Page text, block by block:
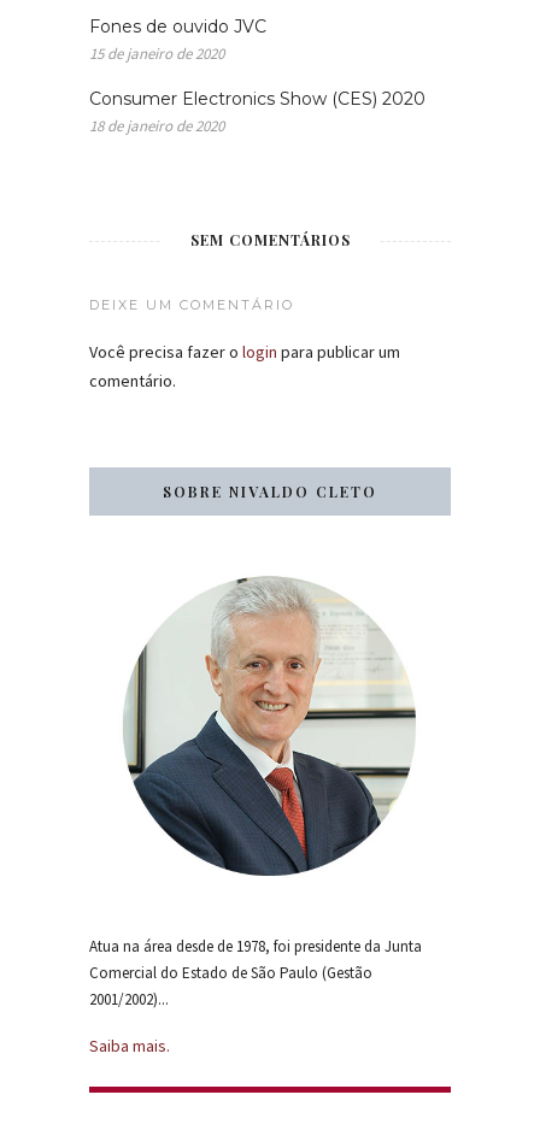
Fones de ouvido JVC
15 de janeiro de 2020
Consumer Electronics Show (CES) 2020
18 de janeiro de 2020
SEM COMENTÁRIOS
DEIXE UM COMENTÁRIO
Você precisa fazer o login para publicar um
comentário.
SOBRE NIVALDO CLETO
Atua na área desde de 1978, foi presidente da Junta
Comercial do Estado de São Paulo (Gestão
2001/2002)...
Saiba mais.